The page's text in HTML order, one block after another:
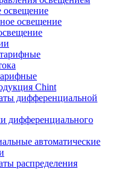
освещение
освещение
Chint
дифференциальной
дифференциального
автоматические
распределения